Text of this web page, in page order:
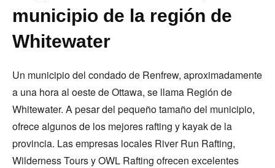
municipio de la región de
Whitewater
Un municipio del condado de Renfrew, aproximadamente
a una hora al oeste de Ottawa, se llama Región de
Whitewater. A pesar del pequeño tamaño del municipio,
ofrece algunos de los mejores rafting y kayak de la
provincia. Las empresas locales River Run Rafting,
Wilderness Tours y OWL Rafting ofrecen excelentes